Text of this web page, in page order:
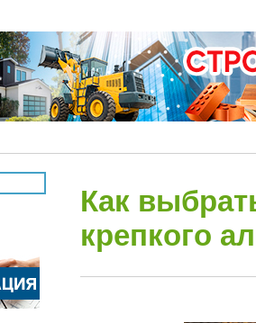
Как
крепкого